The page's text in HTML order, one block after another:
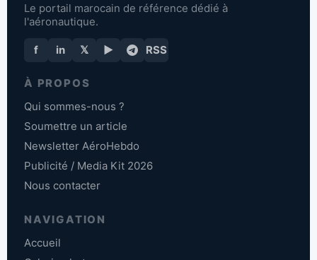
Le portail marocain de référence dédié à
l'aéronautique.
f in 𝕏 ▶ RSS
À PROPOS
Qui sommes-nous ?
Soumettre un article
Newsletter AéroHebdo
Publicité / Media Kit 2026
Nous contacter
NAVIGATION
Accueil